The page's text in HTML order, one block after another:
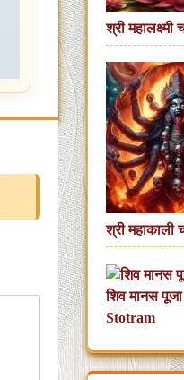
श्री
श्री
शिव मानस
Stotram